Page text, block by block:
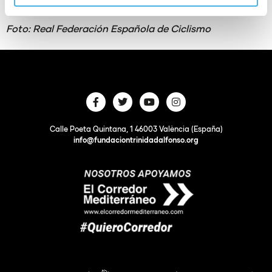
PodcasteiVoox.
Foto: Real Federación Española de Ciclismo
Calle Poeta Quintana, 1 46003 València (España)
info@fundaciontrinidadalfonso.org